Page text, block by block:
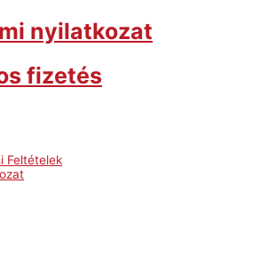
nyilatkozat
fizetés
Feltételek